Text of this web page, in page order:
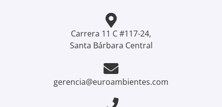
Carrera 11 C #117-24,
Santa Bárbara Central
gerencia@euroambientes.com